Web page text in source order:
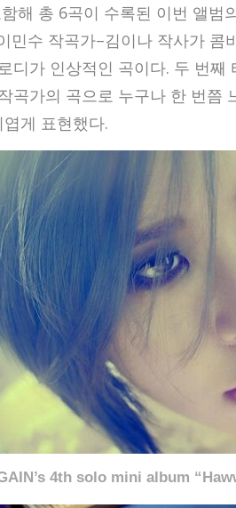
해 총 6곡이 수록된 이번 앨범
민수 작곡가–김이나 작사가 콤
디가 인상적인 곡이다. 두 번째
곡가의 곡으로 누구나 한 번쯤
게 표현했다.
4th solo mini album